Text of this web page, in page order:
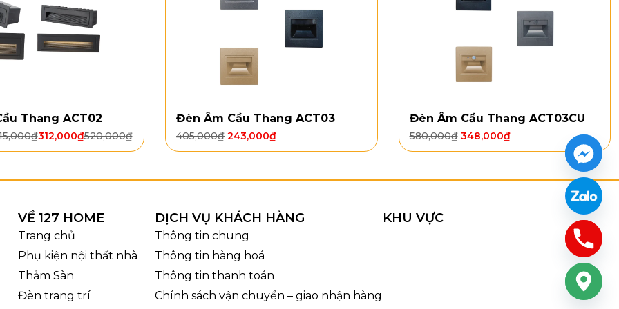
Đại THD0379 gây ấn tượng với bố cục thả dài từ mâm trần tròn Ø600, kết hợp nhiều quả cầu pha lê được
độ khác nhau. Thiết kế này tạo cảm giác như những điểm sáng pha lê đang rơi nhẹ trong không gian, mang
thoát, sang trọng và có chiều sâu. Với chiều cao H3000, sản phẩm đặc biệt phù hợp cho phòng khách trần
thự, cầu thang thông tầng, khu vực giếng trời, showroom hoặc các không gian cần một điểm nhấn ánh sáng
không quá rườm rà.
Thang ACT02
520,000₫
312,000₫
₫
Đèn Âm Cầu Thang ACT03
405,000₫ 243,000₫
Đèn Âm Cầu Thang ACT03CU
580,000₫ 348,000₫
VỀ 127 HOME
Trang chủ
Phụ kiện nội thất nhà
Thảm Sàn
Đèn trang trí
DỊCH VỤ KHÁCH HÀNG
Thông tin chung
Thông tin hàng hoá
Thông tin thanh toán
Chính sách vận chuyển – giao nhận hàng
KHU VỰC